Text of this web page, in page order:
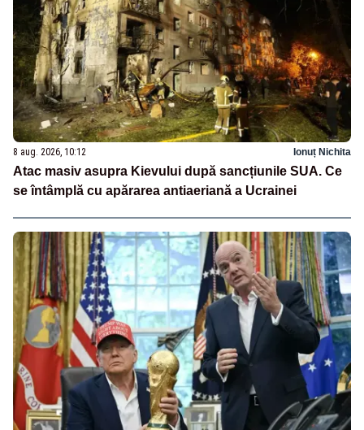
8 aug. 2026, 10:12 Ionuț Nichita
Atac masiv asupra Kievului după sancțiunile SUA. Ce
se întâmplă cu apărarea antiaeriană a Ucrainei